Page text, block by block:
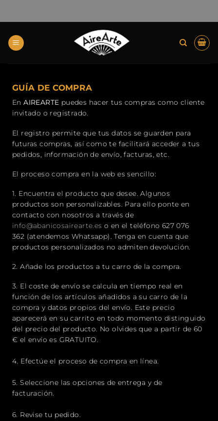
GUÍA DE COMPRA
EnAIREARTE puedes hacer tus compras como cliente
invitado o registrado.
El registro permite que tus datos se guarden para
futuras compras, así como te facilitará acceder a tus
pedidos, información de envío, facturas, etc.
El procesocompra en la web es sencillo:
1. Encuentra el producto que desee.Algunos
productos son personalizables. Para ello ponte en
contacto con nosotros a través de
info@abanicosairearte.es o en el teléfono 627 076
362 (atendemosWhatsapp). Tenga en cuenta que
productos personalizados no admiten devolución.
2.Añade los productos a tu carro de la compra.
3. El coste de envío se calcula en tiempo real en
función de los artículos añadidos a su carro de la
compra y datos propios del envío. Este precio
aparecerá en su carrito en todo momento distinguido
del precio del producto. No olvides que a partir de 60
€ el envío es GRATUITO.
4. Efectúe el proceso de compra en línea.
5.Seleccione las opciones de entrega y de
facturación.
6. Revise tu pedido.